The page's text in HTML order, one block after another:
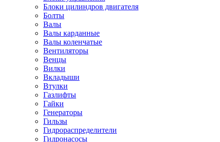
Блоки цилиндров двигателя
Болты
Валы
Валы карданные
Валы коленчатые
Вентиляторы
Венцы
Вилки
Вкладыши
Втулки
Газлифты
Гайки
Генераторы
Гильзы
Гидрораспределители
Гидронасосы